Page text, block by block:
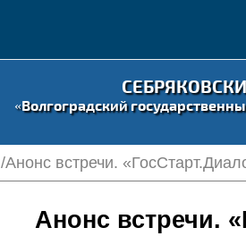
«Волгоградский
/Анонс встречи.
Анонс встречи.